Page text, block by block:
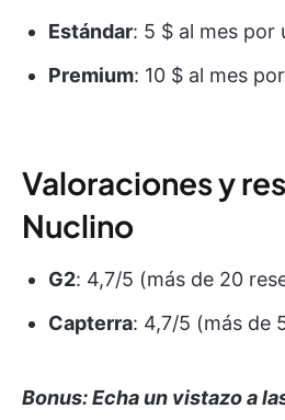
Estándar: 5 $ al mes por
Premium: 10 $ al mes
Valoraciones y
Nuclino
G2: 4,7/5 (más de 20
Capterra: 4,7/5 (más de
Bonus: Echa un vistazo a